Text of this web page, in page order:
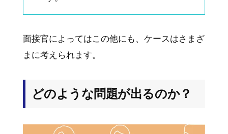
面接官によってはこの他にも、ケースはさまざ
まに考えられます。
どのような問題が出るのか？